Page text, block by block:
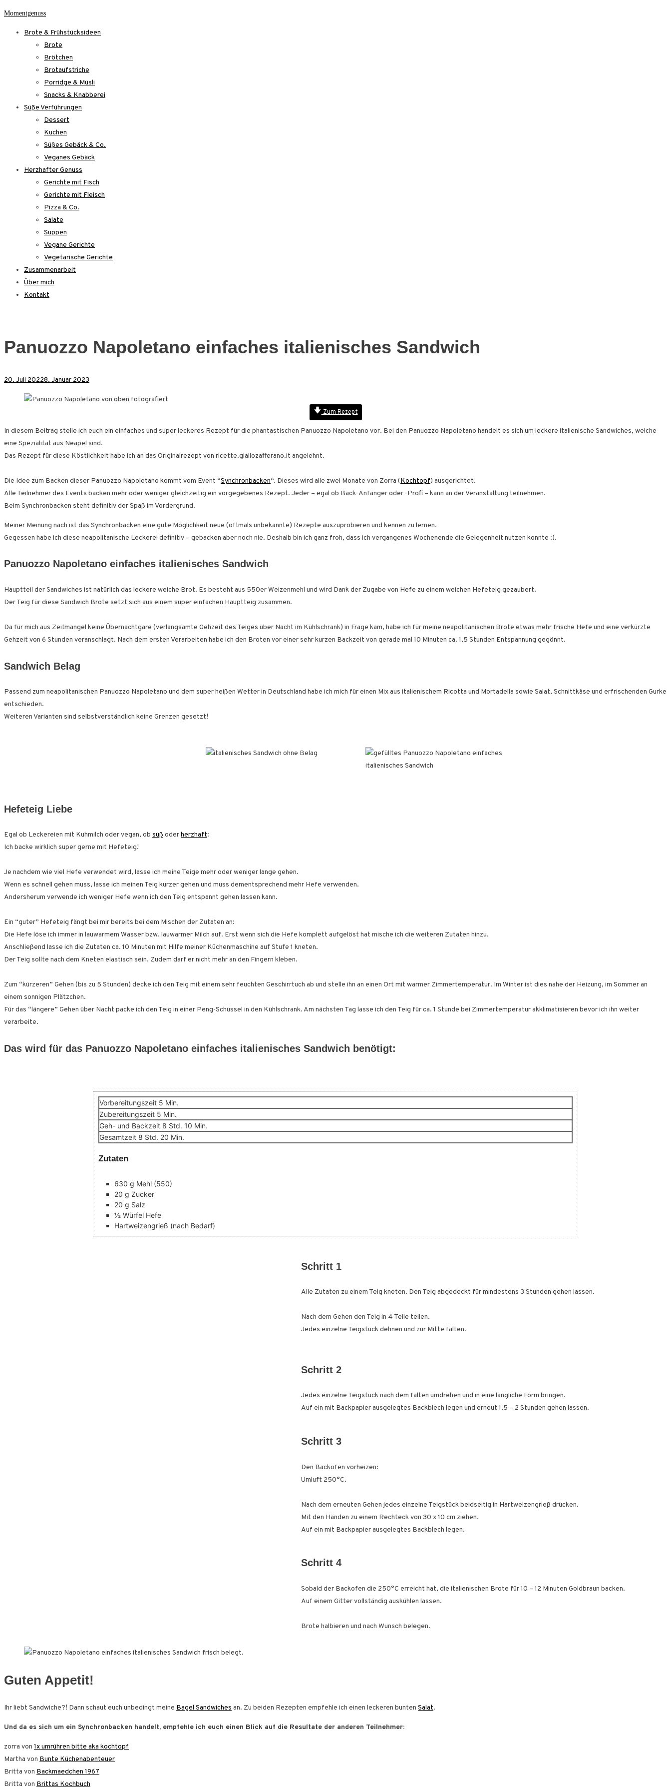
Skip
content
Momentgenuss
Brote & Frühstücksideen
Brote
Brötchen
Brotaufstriche
Porridge & Müsli
Snacks & Knabberei
Süße Verführungen
Dessert
Kuchen
Süßes Gebäck & Co.
Veganes Gebäck
Herzhafter Genuss
Gerichte mit Fisch
Gerichte mit Fleisch
Pizza & Co.
Salate
Suppen
Vegane Gerichte
Vegetarische Gerichte
Zusammenarbeit
Über mich
Kontakt
Panuozzo Napoletano einfaches italienisches Sandwich
20. Juli 20228. Januar 2023
Zum Rezept
In diesem Beitrag stelle ich euch ein einfaches und super leckeres Rezept für die phantastischen Panuozzo Napoletano vor. Bei den Panuozzo Napoletano handelt es sich um leckere italienische Sandwiches, welche
eine Spezialität aus Neapel sind.
Das Rezept für diese Köstlichkeit habe ich an das Originalrezept von ricette.giallozafferano.it angelehnt.
Die Idee zum Backen dieser Panuozzo Napoletano kommt vom Event “Synchronbacken“. Dieses wird alle zwei Monate von Zorra (Kochtopf) ausgerichtet.
Alle Teilnehmer des Events backen mehr oder weniger gleichzeitig ein vorgegebenes Rezept. Jeder – egal ob Back-Anfänger oder -Profi – kann an der Veranstaltung teilnehmen.
Beim Synchronbacken steht definitiv der Spaß im Vordergrund.
Meiner Meinung nach ist das Synchronbacken eine gute Möglichkeit neue (oftmals unbekannte) Rezepte auszuprobieren und kennen zu lernen.
Gegessen habe ich diese neapolitanische Leckerei definitiv – gebacken aber noch nie. Deshalb bin ich ganz froh, dass ich vergangenes Wochenende die Gelegenheit nutzen konnte :).
Panuozzo Napoletano einfaches italienisches Sandwich
Hauptteil der Sandwiches ist natürlich das leckere weiche Brot. Es besteht aus 550er Weizenmehl und wird Dank der Zugabe von Hefe zu einem weichen Hefeteig gezaubert.
Der Teig für diese Sandwich Brote setzt sich aus einem super einfachen Hauptteig zusammen.
Da für mich aus Zeitmangel keine Übernachtgare (verlangsamte Gehzeit des Teiges über Nacht im Kühlschrank) in Frage kam, habe ich für meine neapolitanischen Brote etwas mehr frische Hefe und eine verkürzte
Gehzeit von 6 Stunden veranschlagt. Nach dem ersten Verarbeiten habe ich den Broten vor einer sehr kurzen Backzeit von gerade mal 10 Minuten ca. 1,5 Stunden Entspannung gegönnt.
Sandwich Belag
Passend zum neapolitanischen Panuozzo Napoletano und dem super heißen Wetter in Deutschland habe ich mich für einen Mix aus italienischem Ricotta und Mortadella sowie Salat, Schnittkäse und erfrischenden Gurke
entschieden.
Weiteren Varianten sind selbstverständlich keine Grenzen gesetzt!
Hefeteig Liebe
Egal ob Leckereien mit Kuhmilch oder vegan, ob süß oderherzhaft:
Ich backe wirklich super gerne mit Hefeteig!
Je nachdem wie viel Hefe verwendet wird, lasse ich meine Teige mehr oder weniger lange gehen.
Wenn es schnell gehen muss, lasse ich meinen Teig kürzer gehen und muss dementsprechend mehr Hefe verwenden.
Andersherum verwende ich weniger Hefe wenn ich den Teig entspannt gehen lassen kann.
Ein “guter” Hefeteig fängt bei mir bereits bei dem Mischen der Zutaten an:
Die Hefe löse ich immer in lauwarmem Wasser bzw. lauwarmer Milch auf. Erst wenn sich die Hefe komplett aufgelöst hat mische ich die weiteren Zutaten hinzu.
Anschließend lasse ich die Zutaten ca. 10 Minuten mit Hilfe meiner Küchenmaschine auf Stufe 1 kneten.
Der Teig sollte nach dem Kneten elastisch sein. Zudem darf er nicht mehr an den Fingern kleben.
Zum “kürzeren” Gehen (bis zu 5 Stunden) decke ich den Teig mit einem sehr feuchten Geschirrtuch ab und stelle ihn an einen Ort mit warmer Zimmertemperatur. Im Winter ist dies nahe der Heizung, im Sommer an
einem sonnigen Plätzchen.
Für das “längere” Gehen über Nacht packe ich den Teig in einer Peng-Schüssel in den Kühlschrank. Am nächsten Tag lasse ich den Teig für ca. 1 Stunde bei Zimmertemperatur akklimatisieren bevor ich ihn weiter
verarbeite.
Das wird für das Panuozzo Napoletano einfaches italienisches Sandwich benötigt:
Vorbereitungszeit 5 Minuten
Min.
Zubereitungszeit 5 Minuten
Min.
Geh- und Backzeit 8 Stunden
Std. 10 Minuten
Min.
Gesamtzeit 8 Stunden
Std. 20 Minuten
Min.
Zutaten
630 g Mehl (550)
20 g Zucker
20 g Salz
½ Würfel Hefe
Hartweizengrieß (nach Bedarf)
Schritt 1
Alle Zutaten zu einem Teig kneten. Den Teig abgedeckt für mindestens 3 Stunden gehen lassen.
Nach dem Gehen den Teig in 4 Teile teilen.
Jedes einzelne Teigstück dehnen und zur Mitte falten.
Schritt 2
Jedes einzelne Teigstück nach dem falten umdrehen und in eine längliche Form bringen.
Auf ein mit Backpapier ausgelegtes Backblech legen und erneut 1,5 – 2 Stunden gehen lassen.
Schritt 3
Den Backofen vorheizen:
Umluft 250°C.
Nach dem erneuten Gehen jedes einzelne Teigstück beidseitig in Hartweizengrieß drücken.
Mit den Händen zu einem Rechteck von 30 x 10 cm ziehen.
Auf ein mit Backpapier ausgelegtes Backblech legen.
Schritt 4
Sobald der Backofen die 250°C erreicht hat, die italienischen Brote für 10 – 12 Minuten Goldbraun backen.
Auf einem Gitter vollständig auskühlen lassen.
Brote halbieren und nach Wunsch belegen.
Guten Appetit!
Ihr liebt Sandwiche?! Dann schaut euch unbedingt meine Bagel Sandwiches an. Zu beiden Rezepten empfehle ich einen leckeren bunten Salat.
Und da es sich um ein Synchronbacken handelt, empfehle ich euch einen Blick auf die Resultate der anderen Teilnehmer:
zorra von 1x umrühren bitte aka kochtopf
Martha von Bunte Küchenabenteuer
Britta von Backmaedchen 1967
Britta von Brittas Kochbuch